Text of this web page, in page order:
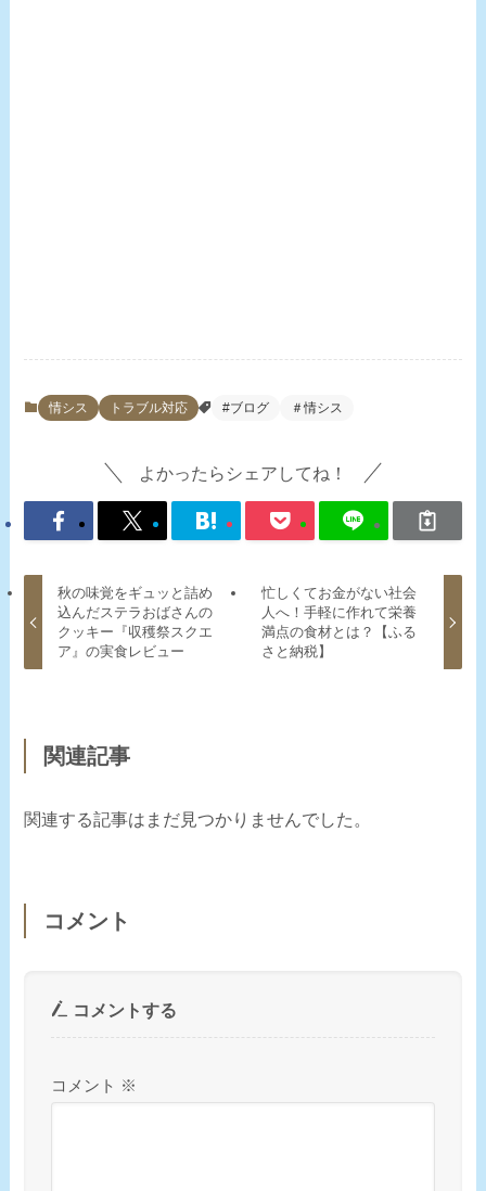
情シス トラブル対応 #ブログ ＃情シス
よかったらシェアしてね！
秋の味覚をギュッと詰め
込んだステラおばさんの
クッキー『収穫祭スクエ
ア』の実食レビュー
忙しくてお金がない社会
人へ！手軽に作れて栄養
満点の食材とは？【ふる
さと納税】
関連記事
関連する記事はまだ見つかりませんでした。
コメント
コメントする
コメント ※